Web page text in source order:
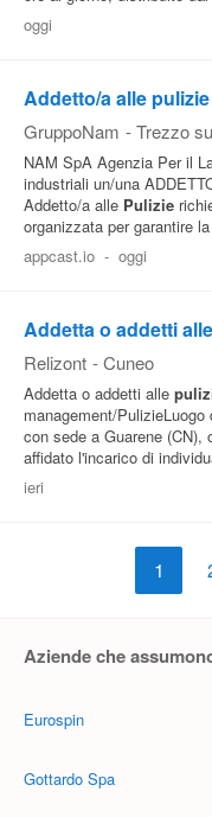
oggi
Addetto/a alle
GruppoNam - Trezzo
NAM SpA Agenzia Per il
industriali un/una
Addetto/a alle Pulizie
organizzata per garantire la
appcast.io - oggi
Addetta o addetti
Relizont - Cuneo
Addetta o addetti alle
management/
con sede a Guarene (CN),
affidato l'incarico di
ieri
1
Aziende che
Eurospin
Gottardo Spa